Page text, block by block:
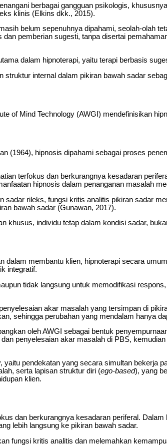
berbagai gangguan psikologis,
klinis (Elkins dkk., 2015).
belum sepenuhnya dipahami, seolah-olah
pemberian sugesti, tanpa disertai
dalam hipnoterapi, yaitu terapi berbasis
internal dalam pikiran bawah sadar
of Mind Technology (AWGI) mendefinisikan
(1964), hipnosis dipahami sebagai proses
terfokus dan berkurangnya kesadaran
hipnosis dalam penanganan masalah
rileks, fungsi kritis analitis pikiran sadar
bawah sadar (Gunawan, 2017).
khusus, individu tetap dalam kondisi sadar,
dalam membantu klien, hipnoterapi secara
integratif.
tidak langsung untuk memodifikasi
akar masalah yang tersimpan di
sehingga perubahan yang mendalam hanya
oleh AWGI sebagai bentuk
penyelesaian akar masalah di PBS,
pendekatan yang secara simultan bekerja
serta lapisan struktur diri (ego-based), yang
klien.
dan berkurangnya kesadaran periferal.
lebih langsung ke pikiran bawah sadar.
fungsi kritis analitis dan melemahkan